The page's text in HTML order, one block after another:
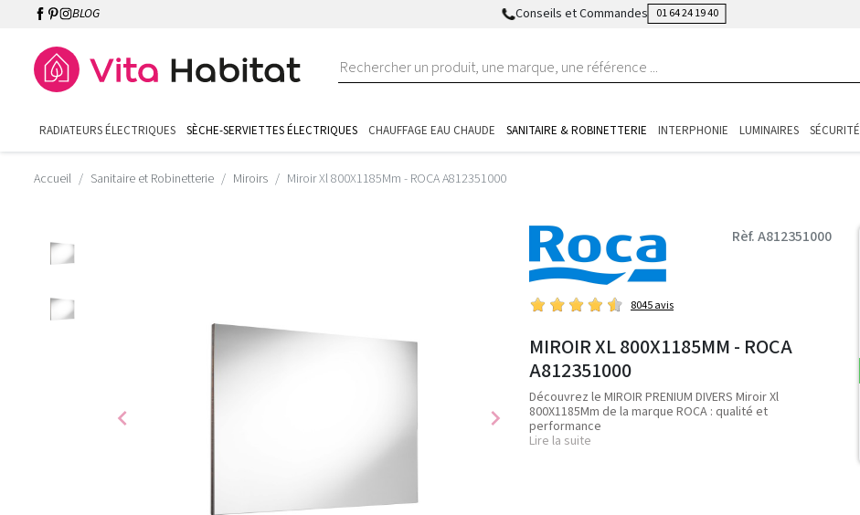
BLOG Conseils et Commandes 01 64 24 19 40
RADIATEURS ÉLECTRIQUES SÈCHE-SERVIETTES ÉLECTRIQUES CHAUFFAGE EAU CHAUDE SANITAIRE & ROBINETTERIE INTERPHONIE LUMINAIRES SÉCURITÉ
Accueil Sanitaire et Robinetterie Miroirs Miroir Xl 800X1185Mm - ROCA A812351000
chevron_left chevron_right
Rèf. A812351000
8045 avis
MIROIR XL 800X1185MM - ROCA
A812351000
Découvrez le MIROIR PRENIUM DIVERS Miroir Xl
800X1185Mm de la marque ROCA : qualité et
performance
Lire la suite